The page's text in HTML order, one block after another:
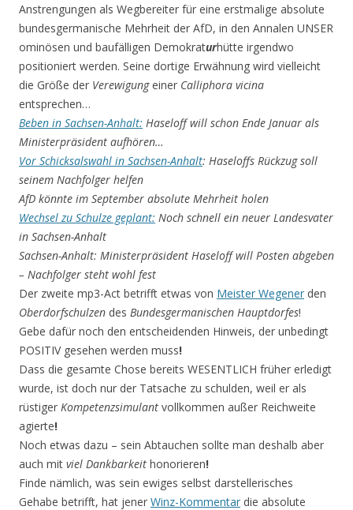
Anstrengun­gen als Wegbereiter für eine erstmalige absolute
bundesgermanische Mehrheit der AfD, in den An­nalen UNSER
ominösen und baufälligen Demokraturhütte irgendwo
positioniert werden. Seine dortige Erwähnung wird vielleicht
die Größe der Verewigungeiner Calliphora vicina
entsprechen…
Beben in Sachsen-Anhalt: Haseloff will schon Ende Januar als
Ministerpräsident aufhören…
Vor Schicksalswahl in Sachsen-Anhalt: Haseloffs Rückzug soll
seinem Nachfolger helfen
AfD könnte im September absolute Mehrheit holen
Wechsel zu Schulze geplant: Noch schnell ein neuer Landesvater
in Sachsen-Anhalt
Sachsen-Anhalt: Ministerpräsident Haseloff will Posten abgeben
– Nachfolger steht wohl fest
Der zweite mp3-Act betrifft etwas von Meister Wegener den
Oberdorfschulzen des Bundesgermani­schen Hauptdorfes!
Gebe dafür noch den entscheidenden Hinweis, der unbedingt
POSITIV gesehen werden muss!
Dass die gesamte Chose bereits WESENTLICH früher erledigt
wurde, ist doch nur der Tatsache zu schulden, weil er als
rüstiger Kompetenzsimulant vollkommen außer Reichweite
agierte!
Noch etwas dazu – sein Abtauchen sollte man deshalb aber
auch mit viel Dankbarkeit honorieren!
Finde nämlich, was sein ewiges selbst darstellerisches
Gehabe betrifft, hat jener Winz-Kommentar die absolute